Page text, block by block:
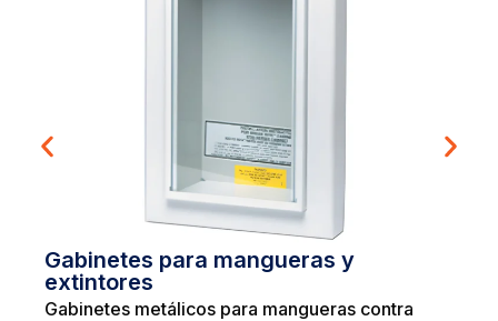
Gabinetes para mangueras y
extintores
Gabinetes metálicos para mangueras contra